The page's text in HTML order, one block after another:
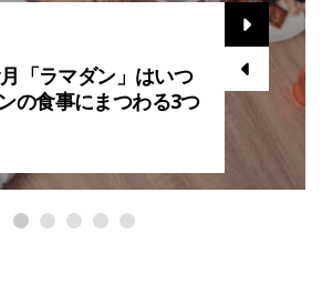
「ラマダン」はいつ
の食事にまつわる3つ